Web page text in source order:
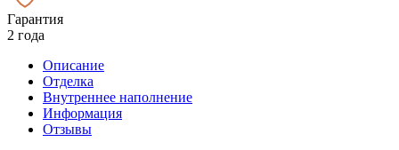
Гарантия
2 года
Описание
Отделка
Внутреннее наполнение
Информация
Отзывы